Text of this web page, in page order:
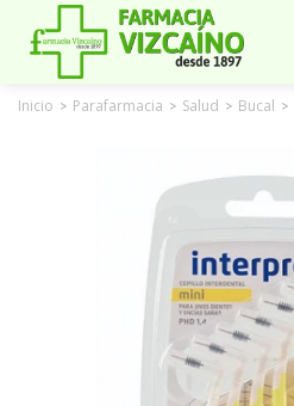
Inicio > Parafarmacia > Salud > Bucal >